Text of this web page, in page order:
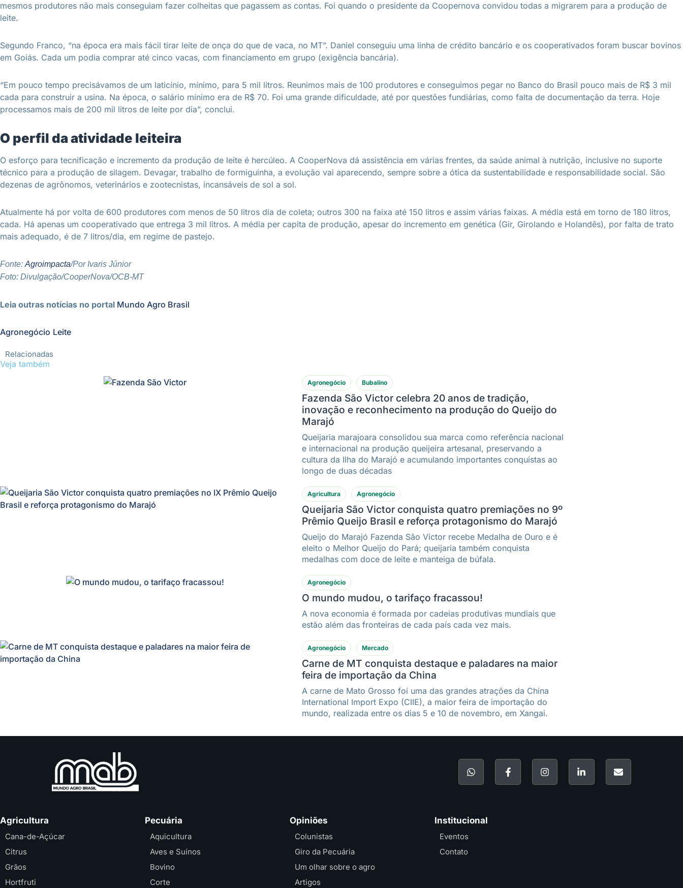
mesmos produtores não mais conseguiam fazer colheitas que pagassem as contas. Foi quando o presidente da Coopernova convidou todas a migrarem para a produção de
leite.
Segundo Franco, “na época era mais fácil tirar leite de onça do que de vaca, no MT”. Daniel conseguiu uma linha de crédito bancário e os cooperativados foram buscar bovinos
em Goiás. Cada um podia comprar até cinco vacas, com financiamento em grupo (exigência bancária).
“Em pouco tempo precisávamos de um laticínio, mínimo, para 5 mil litros. Reunimos mais de 100 produtores e conseguimos pegar no Banco do Brasil pouco mais de R$ 3 mil
cada para construir a usina. Na época, o salário mínimo era de R$ 70. Foi uma grande dificuldade, até por questões fundiárias, como falta de documentação da terra. Hoje
processamos mais de 200 mil litros de leite por dia”, conclui.
O perfil da atividade leiteira
O esforço para tecnificação e incremento da produção de leite é hercúleo. A CooperNova dá assistência em várias frentes, da saúde animal à nutrição, inclusive no suporte
técnico para a produção de silagem. Devagar, trabalho de formiguinha, a evolução vai aparecendo, sempre sobre a ótica da sustentabilidade e responsabilidade social. São
dezenas de agrônomos, veterinários e zootecnistas, incansáveis de sol a sol.
Atualmente há por volta de 600 produtores com menos de 50 litros dia de coleta; outros 300 na faixa até 150 litros e assim várias faixas. A média está em torno de 180 litros,
cada. Há apenas um cooperativado que entrega 3 mil litros. A média per capita de produção, apesar do incremento em genética (Gir, Girolando e Holandês), por falta de trato
mais adequado, é de 7 litros/dia, em regime de pastejo.
Fonte: Agroimpacta/Por Ivaris Júnior
Foto: Divulgação/CooperNova/OCB-MT
Leia outras notícias no portal Mundo Agro Brasil
Agronegócio Leite
Relacionadas
Veja também
Agronegócio Bubalino
Fazenda São Victor celebra 20 anos de tradição,
inovação e reconhecimento na produção do Queijo do
Marajó
Queijaria marajoara consolidou sua marca como referência nacional
e internacional na produção queijeira artesanal, preservando a
cultura da Ilha do Marajó e acumulando importantes conquistas ao
longo de duas décadas
Agricultura Agronegócio
Queijaria São Victor conquista quatro premiações no 9º
Prêmio Queijo Brasil e reforça protagonismo do Marajó
Queijo do Marajó Fazenda São Victor recebe Medalha de Ouro e é
eleito o Melhor Queijo do Pará; queijaria também conquista
medalhas com doce de leite e manteiga de búfala.
Agronegócio
O mundo mudou, o tarifaço fracassou!
A nova economia é formada por cadeias produtivas mundiais que
estão além das fronteiras de cada país cada vez mais.
Agronegócio Mercado
Carne de MT conquista destaque e paladares na maior
feira de importação da China
A carne de Mato Grosso foi uma das grandes atrações da China
International Import Expo (CIIE), a maior feira de importação do
mundo, realizada entre os dias 5 e 10 de novembro, em Xangai.
Agricultura
Cana-de-Açúcar
Citrus
Grãos
Hortfruti
Pecuária
Aquicultura
Aves e Suínos
Bovino
Corte
Opiniões
Colunistas
Giro da Pecuária
Um olhar sobre o agro
Artigos
Institucional
Eventos
Contato